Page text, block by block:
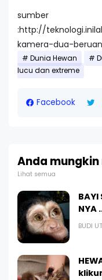
sumber
:http://
kamera-dua-
Dunia Hewan
lucu dan extreme
Facebook
Anda
Lihat semua
BAYI
NYA
BUDI